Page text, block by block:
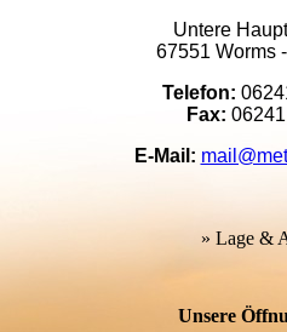
Untere
67551 Worms
Telefon:
Fax:
E-Mail:
» Lage &
Unsere